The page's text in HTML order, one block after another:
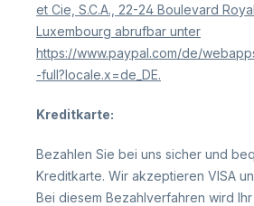
et Cie, S.C.A., 22-24 Boulevard
Luxembourg abrufbar unter
https://www.paypal.com/de/
-full?locale.x=de_DE.
Kreditkarte:
Bezahlen Sie bei uns sicher und
Kreditkarte. Wir akzeptieren VISA
Bei diesem Bezahlverfahren wird